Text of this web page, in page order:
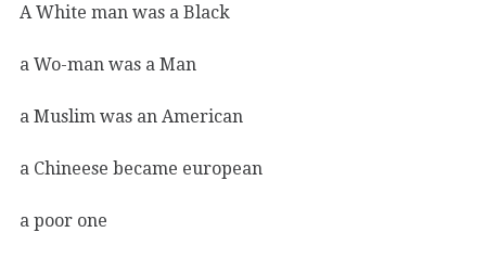
A White man was a Black
a Wo-man was a Man
a Muslim was an American
a Chineese became european
a poor one